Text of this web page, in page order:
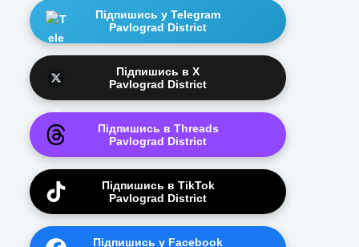
Підпишись у Telegram
Pavlograd District
Підпишись в X
Pavlograd District
Підпишись в Threads
Pavlograd District
Підпишись в TikTok
Pavlograd District
Підпишись у Facebook